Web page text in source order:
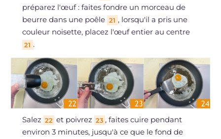
préparez l'œuf : faites fondre un morceau de
beurre dans une poêle 21 , lorsqu'il a pris une
couleur noisette, placez l'œuf entier au centre
21 .
Salez 22 et poivrez 23 , faites cuire pendant
environ 3 minutes, jusqu'à ce que le fond de